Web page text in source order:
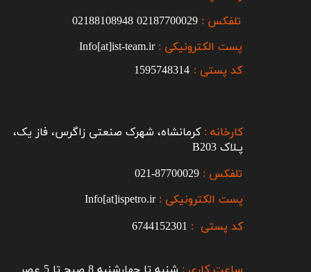
تلفکس : 02187700029
02188108948
پست الکترونیکی :Info[at]ist-team.ir
کارخانه : کرمانشاه، شهرک صنعتی زاگرس، فاز یک،
پـلاک B203​​​​​​​
کد پستی : 1595748314
پست الکترونیکی :Info[at]ispetro.ir
تلفکس : 87700029-021​​​​​​​
کد پستی : 6744152301